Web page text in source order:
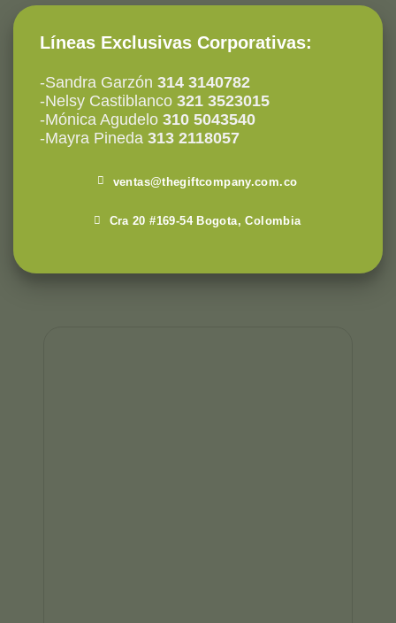
Líneas Exclusivas Corporativas:
-Sandra Garzón 314 3140782
-Nelsy Castiblanco 321 3523015
-Mónica Agudelo 310 5043540
-Mayra Pineda 313 2118057
ventas@thegiftcompany.com.co
Cra 20 #169-54 Bogota, Colombia